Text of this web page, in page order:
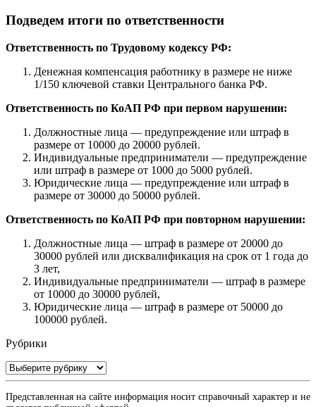
Подведем итоги по ответственности
Ответственность по Трудовому кодексу РФ:
Денежная компенсация работнику в размере не ниже
1/150 ключевой ставки Центрального банка РФ.
Ответственность по КоАП РФ при первом нарушении:
Должностные лица — предупреждение или штраф в
размере от 10000 до 20000 рублей.
Индивидуальные предприниматели — предупреждение
или штраф в размере от 1000 до 5000 рублей.
Юридические лица — предупреждение или штраф в
размере от 30000 до 50000 рублей.
Ответственность по КоАП РФ при повторном нарушении:
Должностные лица — штраф в размере от 20000 до
30000 рублей или дисквалификация на срок от 1 года до
3 лет,
Индивидуальные предприниматели — штраф в размере
от 10000 до 30000 рублей,
Юридические лица — штраф в размере от 50000 до
100000 рублей.
Рубрики
Рубрики
Представленная на сайте информация носит справочный характер и не